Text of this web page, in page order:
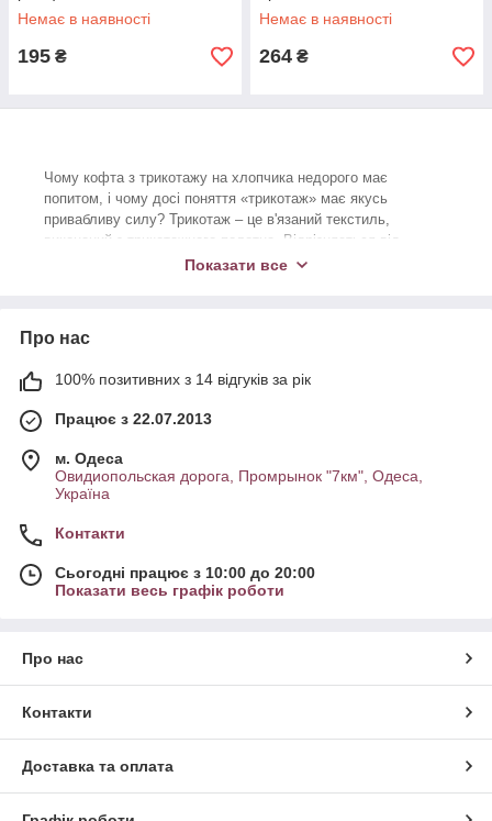
Немає в наявності
195 ₴
Немає в наявності
264 ₴
Чому кофта з трикотажу на хлопчика недорого має
попитом, і чому досі поняття «трикотаж» має якусь
привабливу силу? Трикотаж – це в'язаний текстиль,
виконаний з трикотажного полотна. Відрізняється від
тканини переплетенням двох систем ниток – петлі і основи,
повертається у вихідне положення.
Щоб зрозуміти різницю між тканиною і трикотажним
шкільними сорочками для хлопчиків. Матеріал сорочок
навіть краще для подібного формату одягу.
Яку кофту вибрати хлопчикові?
Показати все
Про нас
100% позитивних з 14 відгуків за рік
Працює з 22.07.2013
м. Одеса
Овидиопольская дорога, Промрынок "7км", Одеса,
Україна
Контакти
Сьогодні працює з 10:00 до 20:00
Показати весь графік роботи
Про нас
Контакти
Доставка та оплата